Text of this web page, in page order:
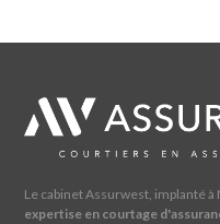
Le cabinet Assurwest, implanté
expertise en courtage